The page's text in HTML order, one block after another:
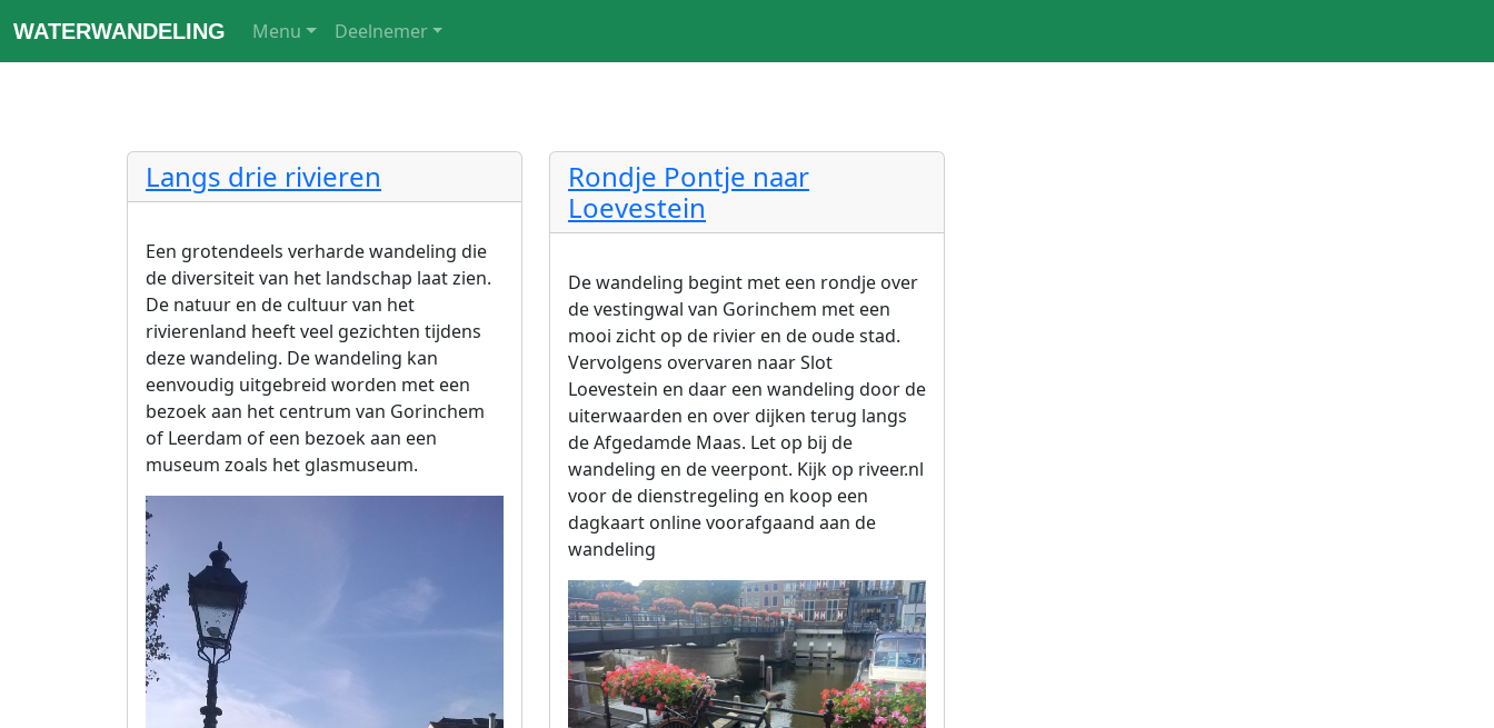
WATERWANDELING Menu Deelnemer
Langs drie rivieren
Een grotendeels verharde wandeling die
de diversiteit van het landschap laat zien.
De natuur en de cultuur van het
rivierenland heeft veel gezichten tijdens
deze wandeling. De wandeling kan
eenvoudig uitgebreid worden met een
bezoek aan het centrum van Gorinchem
of Leerdam of een bezoek aan een
museum zoals het glasmuseum.
Rondje Pontje naar
Loevestein
De wandeling begint met een rondje over
de vestingwal van Gorinchem met een
mooi zicht op de rivier en de oude stad.
Vervolgens overvaren naar Slot
Loevestein en daar een wandeling door de
uiterwaarden en over dijken terug langs
de Afgedamde Maas. Let op bij de
wandeling en de veerpont. Kijk op riveer.nl
voor de dienstregeling en koop een
dagkaart online voorafgaand aan de
wandeling